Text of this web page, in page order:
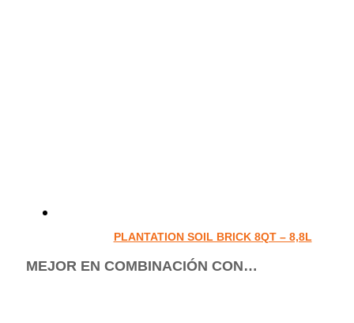
PLANTATION SOIL BRICK 8QT – 8,8L
MEJOR EN COMBINACIÓN CON…